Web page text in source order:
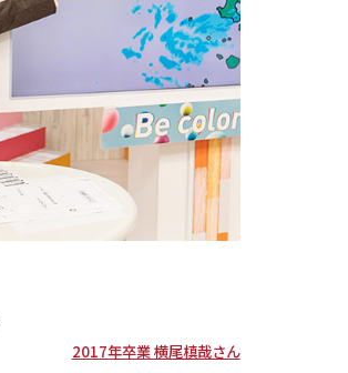
2017年卒業 横尾槙哉さん